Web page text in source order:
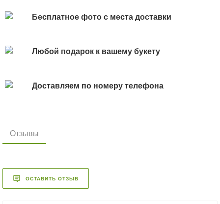
Бесплатное фото с места доставки
Любой подарок к вашему букету
Доставляем по номеру телефона
Отзывы
ОСТАВИТЬ ОТЗЫВ